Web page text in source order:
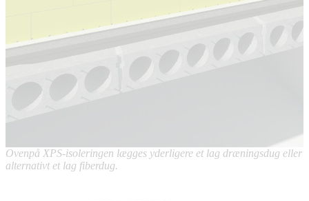
Ovenpå XPS-isoleringen lægges yderligere et lag dræningsdug eller
alternativt et lag fiberdug.